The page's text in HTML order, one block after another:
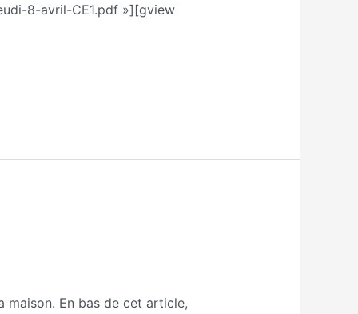
8-avril-CE1.pdf »][gview
maison. En bas de cet article,